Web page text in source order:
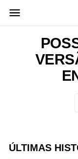
para
ÚLTIMAS